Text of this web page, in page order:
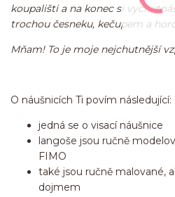
koupališti a na konec si
trochou česneku, kečupem a
Mňam! To je moje nejchutnější
O náušnicích Ti povím následující:
jedná se o visací náušnice
langoše jsou ručně
FIMO
také jsou ručně malované,
dojmem